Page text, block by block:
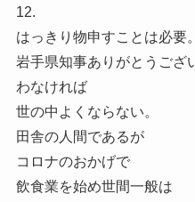
12.
はっきり物申すことは必要。
岩手県知事ありがとうござ
わなければ
世の中よくならない。
田舎の人間であるが
コロナのおかげで
飲食業を始め世間一般は